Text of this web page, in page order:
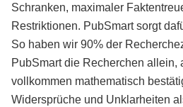
Schranken, maximaler
Restriktionen. PubSmart sorgt
So haben wir 90% der
PubSmart die Recherchen allein,
vollkommen mathematisch
Widersprüche und Unklarheiten